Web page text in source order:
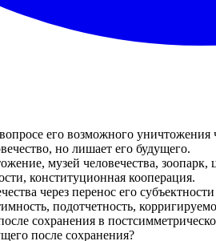
его возможного уничтожения
но лишает его будущего.
музей человечества,
конституционная кооперация.
через перенос его
подотчетность,
сохранения в
после сохранения?